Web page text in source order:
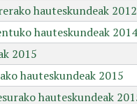
hauteskundeak 2012
hauteskundeak 2014
2015
hauteskundeak 2015
hauteskundeak